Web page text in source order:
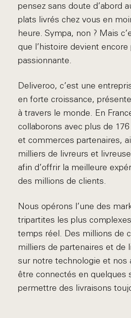
pensez sans doute d’abord
plats livrés chez vous en
heure. Sympa, non ? Mais
que l’histoire devient encore
passionnante.
Deliveroo, c’est une
en forte croissance,
à travers le monde. En
collaborons avec plus de
et commerces partenaires,
milliers de livreurs et
afin d’offrir la meilleure
des millions de clients.
Nous opérons l’une des
tripartites les plus
temps réel. Des millions de
milliers de partenaires et de
sur notre technologie et nos
être connectés en quelques
permettre des livraisons